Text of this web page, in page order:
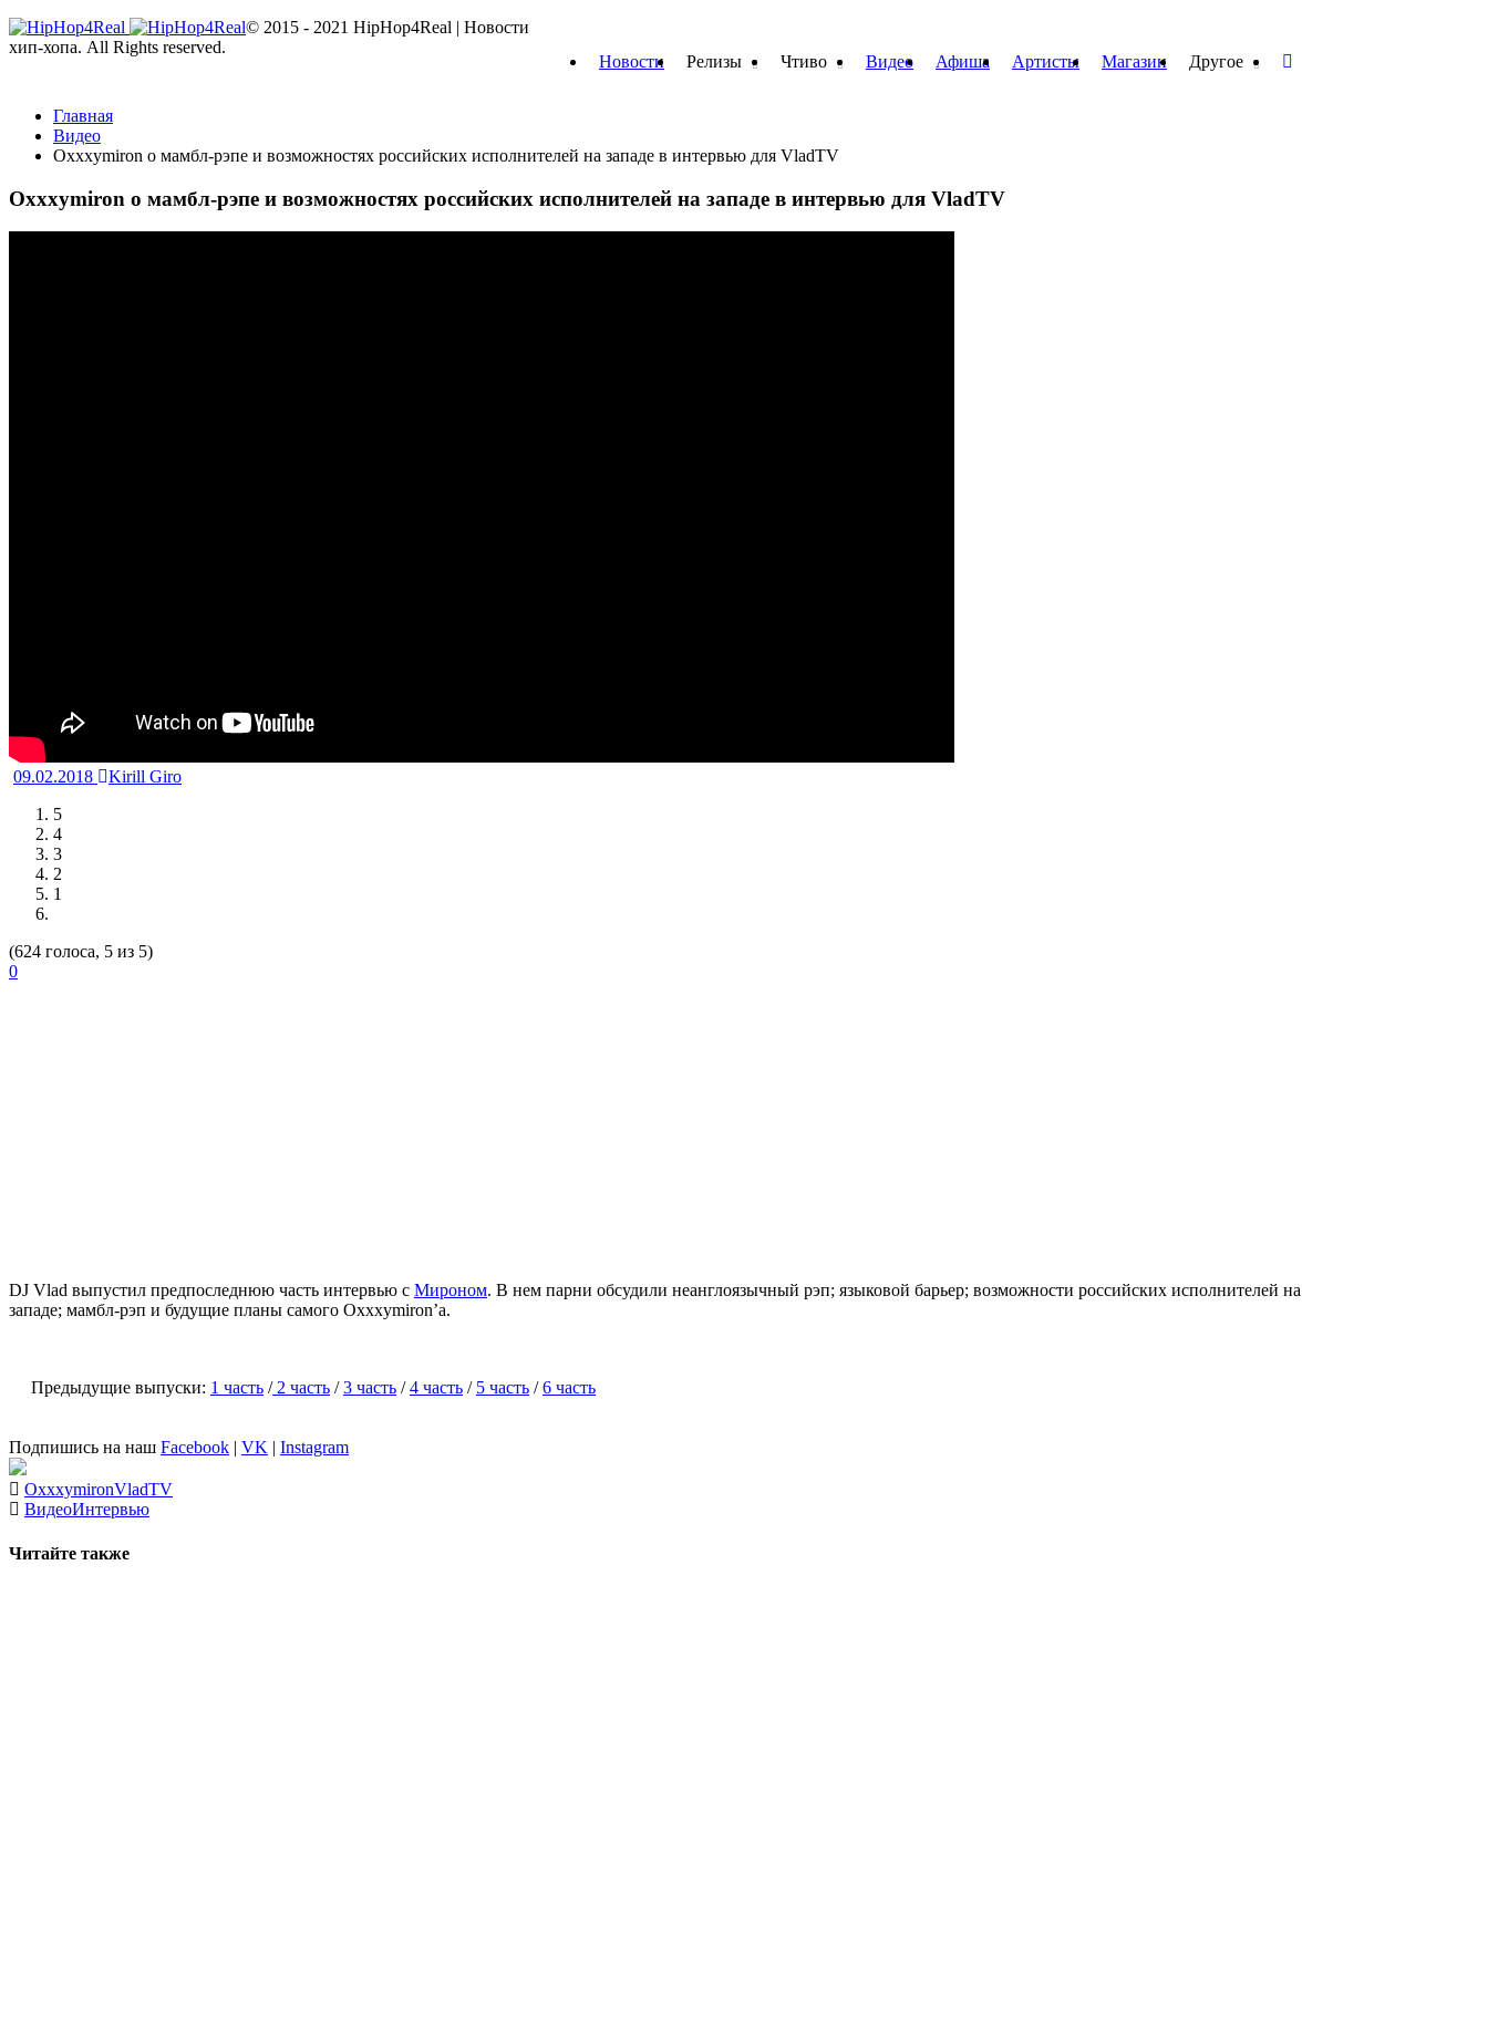
Новости Релизы Чтиво Видео Афиша Артисты Магазин Другое
Главная
Видео
Oxxxymiron о мамбл-рэпе и возможностях российских исполнителей на западе в интервью для VladTV
Oxxxymiron о мамбл-рэпе и возможностях российских исполнителей на западе в интервью для VladTV
09.02.2018
Kirill Giro
5
4
3
2
1
(624 голоса, 5 из 5)
0
DJ Vlad выпустил предпоследнюю часть интервью с Мироном. В нем парни обсудили неанглоязычный рэп; языковой барьер; возможности российских исполнителей на
западе; мамбл-рэп и будущие планы самого Oxxxymiron’a.
Предыдущие выпуски: 1 часть /2 часть /3 часть /4 часть / 5 часть /6 часть
Подпишись на наш Facebook | VK | Instagram
OxxxymironVladTV
ВидеоИнтервью
Читайте также
© 2015 - 2021 HipHop4Real | Новости
хип-хопа. All Rights reserved.